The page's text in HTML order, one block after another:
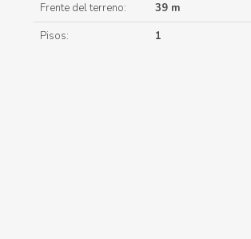
Frente del terreno:
39 m
Pisos:
1